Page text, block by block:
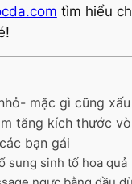
tìm hiểu
mặc gì cũng xấu
tăng kích thước
bạn gái
sung sinh tố hoa quả